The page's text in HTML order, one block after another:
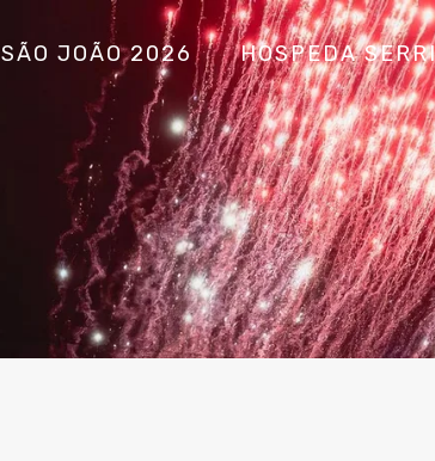
SÃO JOÃO 2026 HOSPEDA